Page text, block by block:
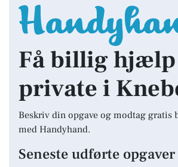
Få billig
private i
Beskriv din opgave og modtag gratis
med Handyhand.
Seneste udførte opgaver